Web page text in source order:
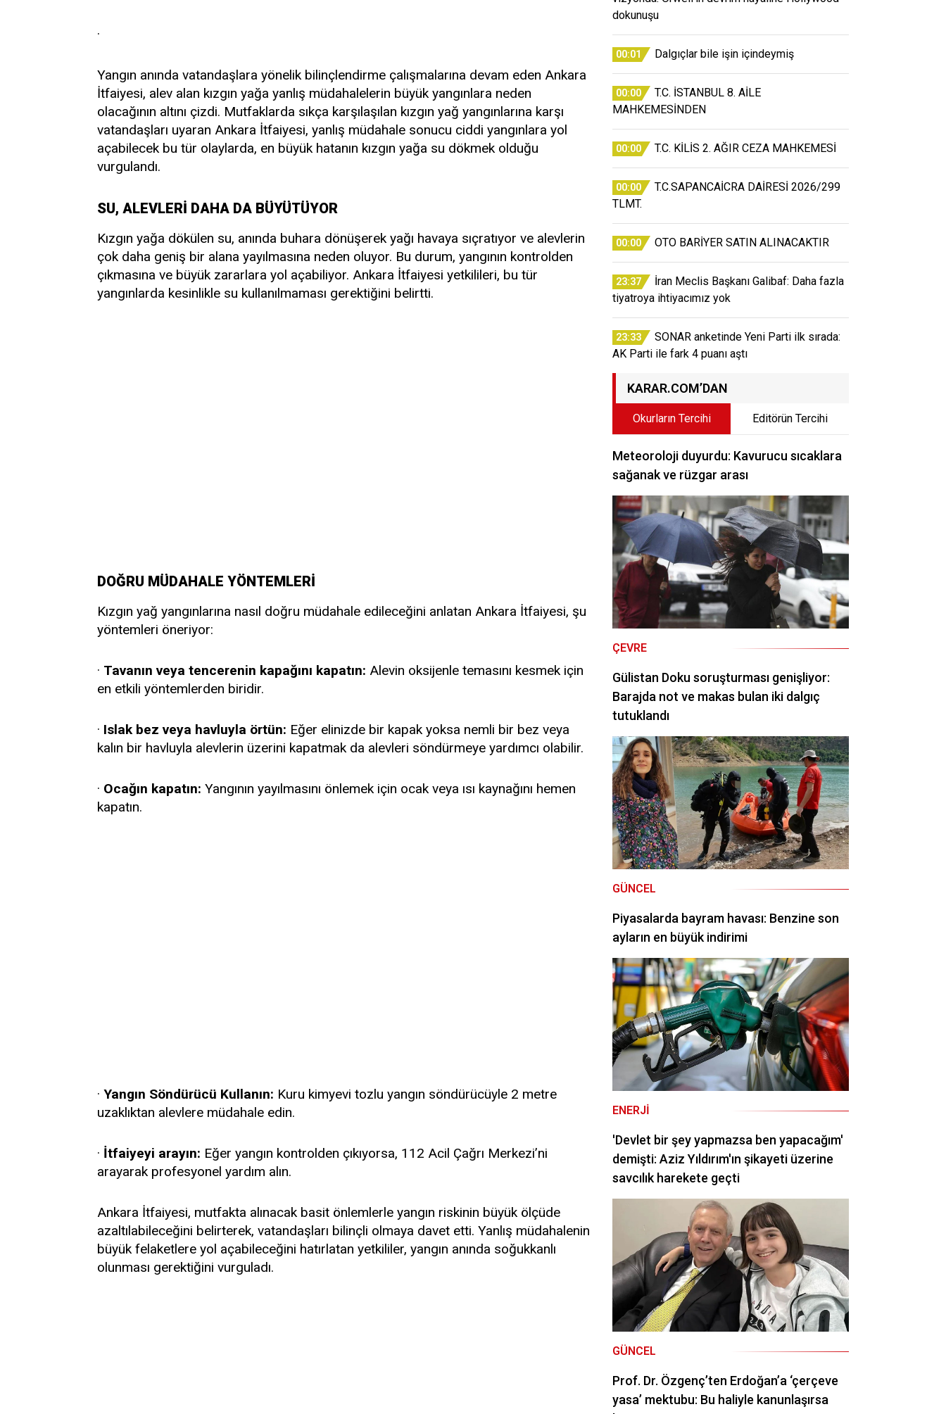
·
Yangın anında vatandaşlara yönelik bilinçlendirme çalışmalarına devam eden Ankara
İtfaiyesi, alev alan kızgın yağa yanlış müdahalelerin büyük yangınlara neden
olacağının altını çizdi. Mutfaklarda sıkça karşılaşılan kızgın yağ yangınlarına karşı
vatandaşları uyaran Ankara İtfaiyesi, yanlış müdahale sonucu ciddi yangınlara yol
açabilecek bu tür olaylarda, en büyük hatanın kızgın yağa su dökmek olduğu
vurgulandı.
SU, ALEVLERİ DAHA DA BÜYÜTÜYOR
Kızgın yağa dökülen su, anında buhara dönüşerek yağı havaya sıçratıyor ve alevlerin
çok daha geniş bir alana yayılmasına neden oluyor. Bu durum, yangının kontrolden
çıkmasına ve büyük zararlara yol açabiliyor. Ankara İtfaiyesi yetkilileri, bu tür
yangınlarda kesinlikle su kullanılmaması gerektiğini belirtti.
DOĞRU MÜDAHALE YÖNTEMLERİ
Kızgın yağ yangınlarına nasıl doğru müdahale edileceğini anlatan Ankara İtfaiyesi, şu
yöntemleri öneriyor:
· Tavanın veya tencerenin kapağını kapatın: Alevin oksijenle temasını kesmek için
en etkili yöntemlerden biridir.
· Islak bez veya havluyla örtün: Eğer elinizde bir kapak yoksa nemli bir bez veya
kalın bir havluyla alevlerin üzerini kapatmak da alevleri söndürmeye yardımcı olabilir.
· Ocağın kapatın: Yangının yayılmasını önlemek için ocak veya ısı kaynağını hemen
kapatın.
· Yangın Söndürücü Kullanın: Kuru kimyevi tozlu yangın söndürücüyle 2 metre
uzaklıktan alevlere müdahale edin.
· İtfaiyeyi arayın: Eğer yangın kontrolden çıkıyorsa, 112 Acil Çağrı Merkezi’ni
arayarak profesyonel yardım alın.
Ankara İtfaiyesi, mutfakta alınacak basit önlemlerle yangın riskinin büyük ölçüde
azaltılabileceğini belirterek, vatandaşları bilinçli olmaya davet etti. Yanlış müdahalenin
büyük felaketlere yol açabileceğini hatırlatan yetkililer, yangın anında soğukkanlı
olunması gerektiğini vurguladı.
dokunuşu
00:01 Dalgıçlar bile işin içindeymiş
00:00
T.C. İSTANBUL 8. AİLE
MAHKEMESİNDEN
00:00 T.C. KİLİS 2. AĞIR CEZA MAHKEMESİ
00:00
T.C.SAPANCAİCRA DAİRESİ 2026/299
TLMT.
00:00 OTO BARİYER SATIN ALINACAKTIR
23:37
İran Meclis Başkanı Galibaf: Daha fazla
tiyatroya ihtiyacımız yok
23:33
SONAR anketinde Yeni Parti ilk sırada:
AK Parti ile fark 4 puanı aştı
KARAR.COM’DAN
Okurların Tercihi Editörün Tercihi
Meteoroloji duyurdu: Kavurucu sıcaklara
sağanak ve rüzgar arası
ÇEVRE
Gülistan Doku soruşturması genişliyor:
Barajda not ve makas bulan iki dalgıç
tutuklandı
GÜNCEL
Piyasalarda bayram havası: Benzine son
ayların en büyük indirimi
ENERJI
'Devlet bir şey yapmazsa ben yapacağım'
demişti: Aziz Yıldırım'ın şikayeti üzerine
savcılık harekete geçti
GÜNCEL
Prof. Dr. Özgenç’ten Erdoğan’a ‘çerçeve
yasa’ mektubu: Bu haliyle kanunlaşırsa